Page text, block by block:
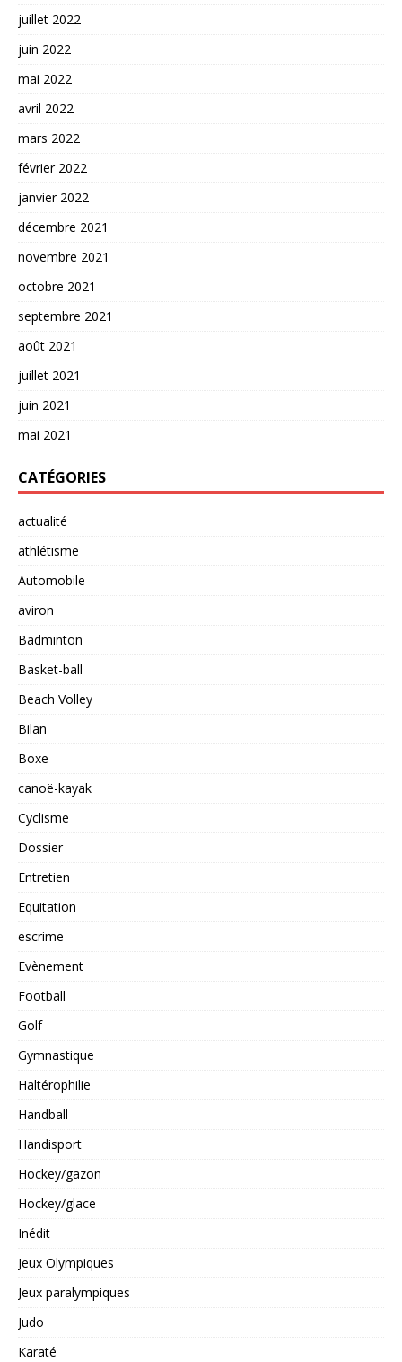
juillet 2022
juin 2022
mai 2022
avril 2022
mars 2022
février 2022
janvier 2022
décembre 2021
novembre 2021
octobre 2021
septembre 2021
août 2021
juillet 2021
juin 2021
mai 2021
CATÉGORIES
actualité
athlétisme
Automobile
aviron
Badminton
Basket-ball
Beach Volley
Bilan
Boxe
canoë-kayak
Cyclisme
Dossier
Entretien
Equitation
escrime
Evènement
Football
Golf
Gymnastique
Haltérophilie
Handball
Handisport
Hockey/gazon
Hockey/glace
Inédit
Jeux Olympiques
Jeux paralympiques
Judo
Karaté